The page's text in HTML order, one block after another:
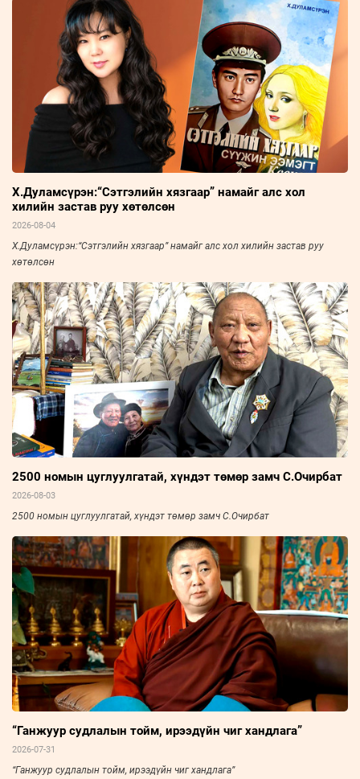
Х.Дуламсүрэн:“Сэтгэлийн хязгаар” намайг алс хол
хилийн застав руу хөтөлсөн
2026-08-04
Х.Дуламсүрэн:“Сэтгэлийн хязгаар” намайг алс хол хилийн застав руу
хөтөлсөн
2500 номын цуглуулгатай, хүндэт төмөр замч С.Очирбат
2026-08-03
2500 номын цуглуулгатай, хүндэт төмөр замч С.Очирбат
“Ганжуур судлалын тойм, ирээдүйн чиг хандлага”
2026-07-31
“Ганжуур судлалын тойм, ирээдүйн чиг хандлага”